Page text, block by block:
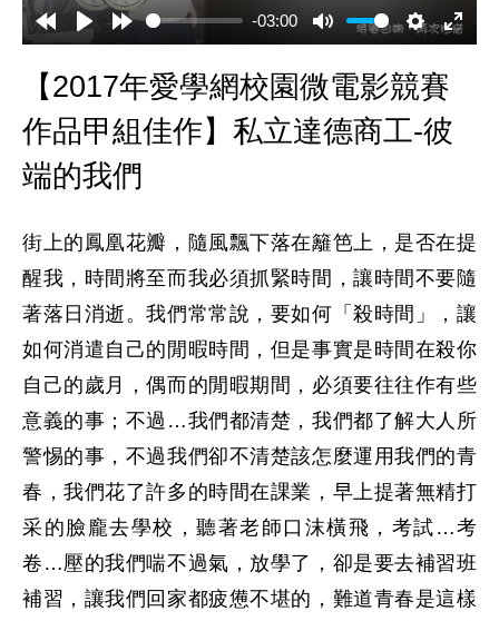
-03:00
【2017年愛學網校園微電影競賽
作品甲組佳作】私立達德商工-彼
端的我們
街上的鳳凰花瓣，隨風飄下落在籬笆上，是否在提
醒我，時間將至而我必須抓緊時間，讓時間不要隨
著落日消逝。我們常常說，要如何「殺時間」，讓
如何消遣自己的閒暇時間，但是事實是時間在殺你
自己的歲月，偶而的閒暇期間，必須要往往作有些
意義的事；不過…我們都清楚，我們都了解大人所
警惕的事，不過我們卻不清楚該怎麼運用我們的青
春，我們花了許多的時間在課業，早上提著無精打
采的臉龐去學校，聽著老師口沫橫飛，考試…考
卷…壓的我們喘不過氣，放學了，卻是要去補習班
補習，讓我們回家都疲憊不堪的，難道青春是這樣